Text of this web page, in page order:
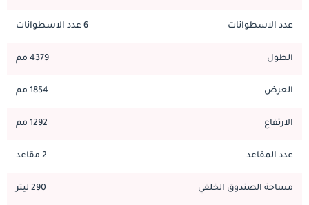
عدد الاسطوانات 6 عدد الاسطوانات
الطول 4379 مم
العرض 1854 مم
الارتفاع 1292 مم
عدد المقاعد 2 مقاعد
مساحة الصندوق الخلفي 290 ليتر